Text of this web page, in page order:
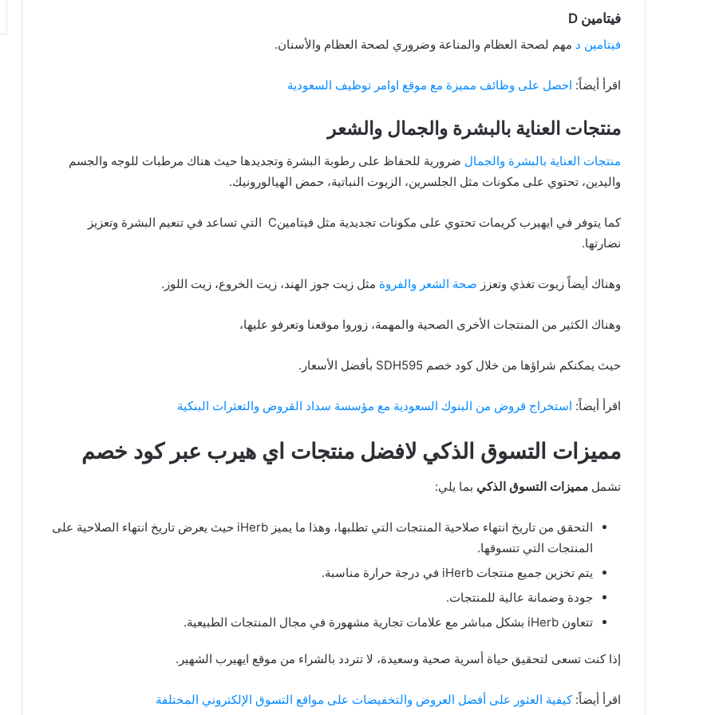
فيتامين D
فيتامين د مهم لصحة العظام والمناعة وضروري لصحة العظام والأسنان.
اقرأ أيضاً: احصل على وظائف مميزة مع موقع اوامر توظيف السعودية
منتجات العناية بالبشرة والجمال والشعر
منتجات العناية بالبشرة والجمال ضرورية للحفاظ على رطوبة البشرة وتجديدها حيث هناك مرطبات للوجه والجسم
واليدين، تحتوي على مكونات مثل الجلسرين، الزيوت النباتية، حمض الهيالورونيك.
كما يتوفر في ايهيرب كريمات تحتوي على مكونات تجديدية مثل فيتامينC التي تساعد في تنعيم البشرة وتعزيز
نضارتها.
وهناك أيضاً زيوت تغذي وتعزز صحة الشعر والفروة مثل زيت جوز الهند، زيت الخروع، زيت اللوز.
وهناك الكثير من المنتجات الأخرى الصحية والمهمة، زوروا موقعنا وتعرفو عليها،
حيث يمكنكم شراؤها من خلال كود خصم SDH595 بأفضل الأسعار.
اقرأ أيضاً: استخراج قروض من البنوك السعودية مع مؤسسة سداد القروض والتعثرات البنكية
مميزات التسوق الذكي لافضل منتجات اي هيرب عبر كود خصم
تشمل مميزات التسوق الذكي بما يلي:
التحقق من تاريخ انتهاء صلاحية المنتجات التي تطلبها، وهذا ما يميز iHerb حيث يعرض تاريخ انتهاء الصلاحية على
المنتجات التي تتسوقها.
يتم تخزين جميع منتجات iHerb في درجة حرارة مناسبة.
جودة وضمانة عالية للمنتجات.
تتعاون iHerb بشكل مباشر مع علامات تجارية مشهورة في مجال المنتجات الطبيعية.
إذا كنت تسعى لتحقيق حياة أسرية صحية وسعيدة، لا تتردد بالشراء من موقع ايهيرب الشهير.
اقرأ أيضاً:كيفية العثور على أفضل العروض والتخفيضات على مواقع التسوق الإلكتروني المختلفة